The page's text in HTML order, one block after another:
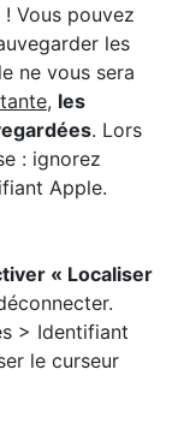
Vous pouvez
les
ne vous sera
, les
. Lors
: ignorez
Apple.
« Localiser
> Identifiant
le curseur